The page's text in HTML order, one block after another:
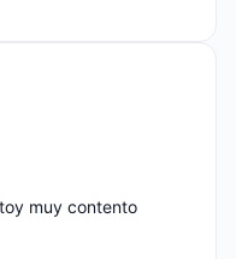
muy contento